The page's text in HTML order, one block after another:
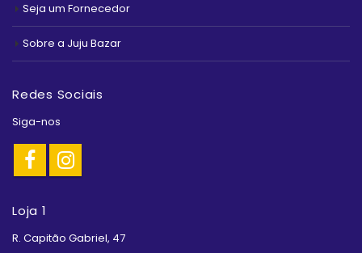
Seja um Fornecedor
Sobre a Juju Bazar
Redes Sociais
Siga-nos
Loja 1
R. Capitão Gabriel, 47